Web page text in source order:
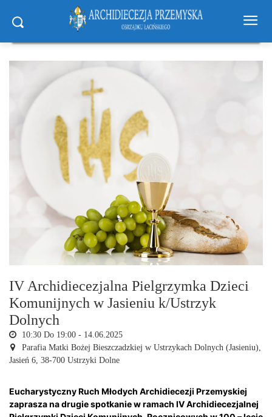
IV Archidiecezjalna Pielgrzymka Dzieci
Komunijnych w Jasieniu k/Ustrzyk
Dolnych
10:30 Do 19:00 - 14.06.2025
Parafia Matki Bożej Bieszczadzkiej w Ustrzykach Dolnych (Jasieniu),
Jasień 6, 38-700 Ustrzyki Dolne
Eucharystyczny Ruch Młodych Archidiecezji Przemyskiej
zaprasza na drugie spotkanie w ramach IV Archidiecezjalnej